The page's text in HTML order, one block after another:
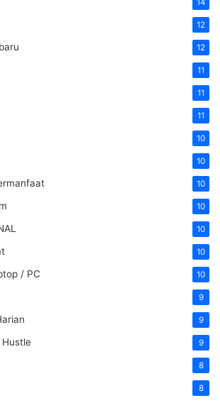
14
12
12
11
11
11
10
10
10
10
10
10
/ PC 10
9
9
Hustle 9
8
8